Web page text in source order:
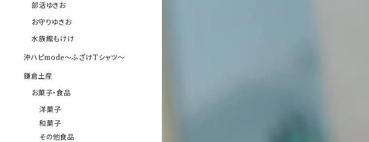
部活ゆきお
お守りゆきお
水族館もけけ
沖ハピmode～ふざけTシャツ～
鎌倉土産
お菓子・食品
洋菓子
和菓子
その他食品